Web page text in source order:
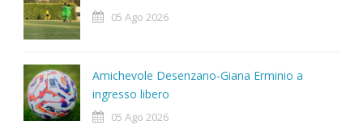
05 Ago 2026
Amichevole Desenzano-Giana Erminio a
ingresso libero
05 Ago 2026